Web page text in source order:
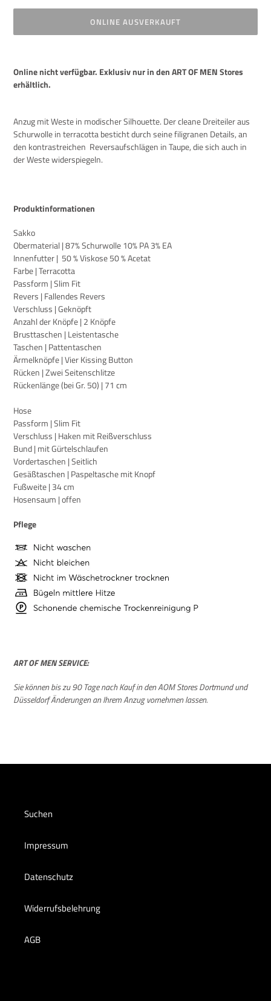
ONLINE AUSVERKAUFT
zum
Warenkorb
Online nicht verfügbar. Exklusiv nur in den ART OF MEN Stores
erhältlich.
Anzug mit Weste in modischer Silhouette. Der cleane Dreiteiler aus
Schurwolle in terracotta besticht durch seine filigranen Details, an
den kontrastreichen Reversaufschlägen in Taupe, die sich auch in
der Weste widerspiegeln.
Produktinformationen
Sakko
Obermaterial | 87% Schurwolle 10% PA 3% EA
Innenfutter | 50 % Viskose 50 % Acetat
Farbe | Terracotta
Passform | Slim Fit
Revers | Fallendes Revers
Verschluss | Geknöpft
Anzahl der Knöpfe | 2 Knöpfe
Brusttaschen | Leistentasche
Taschen | Pattentaschen
Ärmelknöpfe | Vier Kissing Button
Rücken | Zwei Seitenschlitze
Rückenlänge (bei Gr. 50) | 71 cm
Hose
Passform | Slim Fit
Verschluss | Haken mit Reißverschluss
Bund | mit Gürtelschlaufen
Vordertaschen | Seitlich
Gesäßtaschen | Paspeltasche mit Knopf
Fußweite | 34 cm
Hosensaum | offen
Pflege
ART OF MEN SERVICE:
Sie können bis zu 90 Tage nach Kauf in den AOM Stores Dortmund und
Düsseldorf Änderungen an Ihrem Anzug vornehmen lassen.
Suchen
Impressum
Datenschutz
Widerrufsbelehrung
AGB